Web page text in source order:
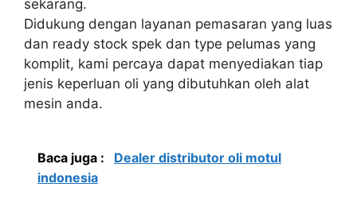
sekarang.
Didukung dengan layanan pemasaran yang luas
dan ready stock spek dan type pelumas yang
komplit, kami percaya dapat menyediakan tiap
jenis keperluan oli yang dibutuhkan oleh alat
mesin anda.
Baca juga :
Dealer distributor oli motul
indonesia